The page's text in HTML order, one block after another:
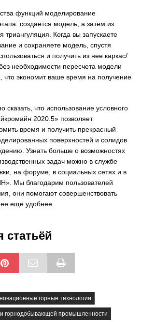
функций моделирование
создается модель, а затем из
триангуляция. Когда вы запускаете
и сохраняете модель, спустя
и получить из нее каркас/
необходимости пересчета модели
что экономит ваше время на получение
сказать, что использование условного
2020.5» позволяет
время и получить прекрасный
поверхностей и солидов
Узнать больше о возможностях
задач можно в службе
на форуме, в социальных сетях и в
Мы благодарим пользователей
они помогают совершенствовать
еще удобнее.
статьёй
горные технологии
горнодобывающей промышленности